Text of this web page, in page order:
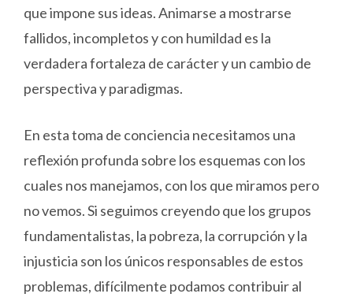
que impone sus ideas. Animarse a mostrarse
fallidos, incompletos y con humildad es la
verdadera fortaleza de carácter y un cambio de
perspectiva y paradigmas.
En esta toma de conciencia necesitamos una
reflexión profunda sobre los esquemas con los
cuales nos manejamos, con los que miramos pero
no vemos. Si seguimos creyendo que los grupos
fundamentalistas, la pobreza, la corrupción y la
injusticia son los únicos responsables de estos
problemas, difícilmente podamos contribuir al